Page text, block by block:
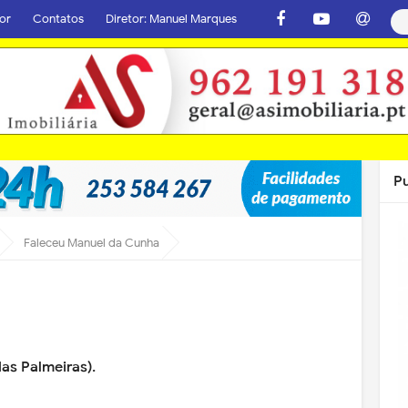
Contatos Diretor: Manuel Marques
Faleceu Manuel da Cunha
Palmeiras).